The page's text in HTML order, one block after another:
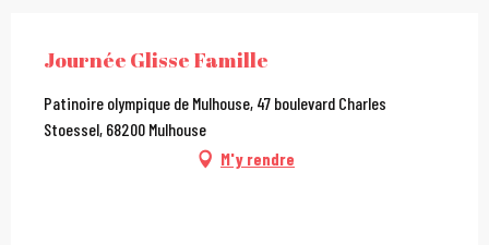
Journée Glisse Famille
Patinoire olympique de Mulhouse, 47 boulevard Charles
Stoessel, 68200 Mulhouse
M'y rendre